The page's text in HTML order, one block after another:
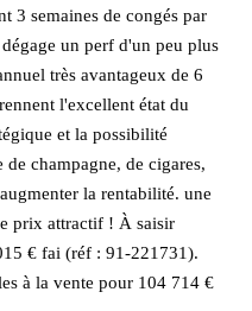
3 semaines de congés par
un perf d'un peu plus
très avantageux de 6
l'excellent état du
et la possibilité
champagne, de cigares,
la rentabilité. une
prix attractif ! À saisir
€ fai (réf : 91-221731).
à la vente pour 104 714 €